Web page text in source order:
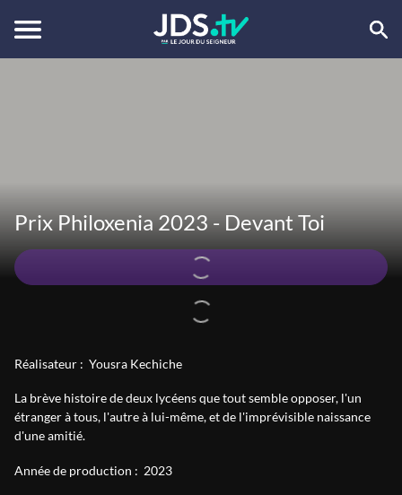
Prix Philoxenia 2023 - Devant Toi
Réalisateur : Yousra Kechiche
La brève histoire de deux lycéens que tout semble opposer, l'un
étranger à tous, l'autre à lui-même, et de l'imprévisible naissance
d'une amitié.
Année de production : 2023